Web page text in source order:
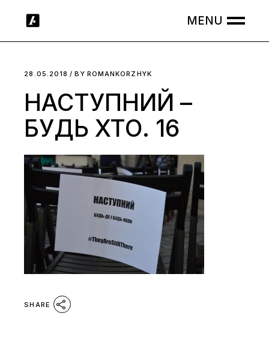
28.05.2018 BY ROMANKORZHYK
НАСТУПНИЙ –
БУДЬ ХТО. 16
SHARE